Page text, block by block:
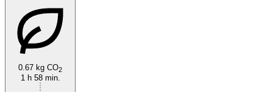
0.67 kg CO2
1 h 58 min.